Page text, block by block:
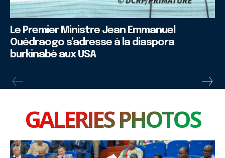
Le Premier Ministre Jean Emmanuel
Ouédraogo s’adresse à la diaspora
burkinabè aux USA
GALERIES PHOTOS